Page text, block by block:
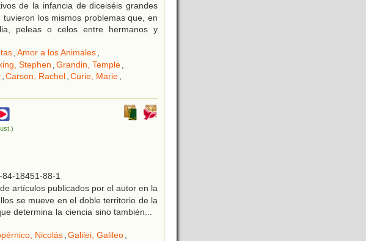
de la infancia de diceiséis grandes
los mismos problemas que, en
peleas o celos entre hermanos y
,Amor a los Animales,
Stephen ,Grandin, Temple,
,Carson, Rachel,Curie, Marie,
84-18451-88-1
artículos publicados por el autor en la
se mueve en el doble territorio de la
determina la ciencia sino también...
Nicolás,Galilei, Galileo,